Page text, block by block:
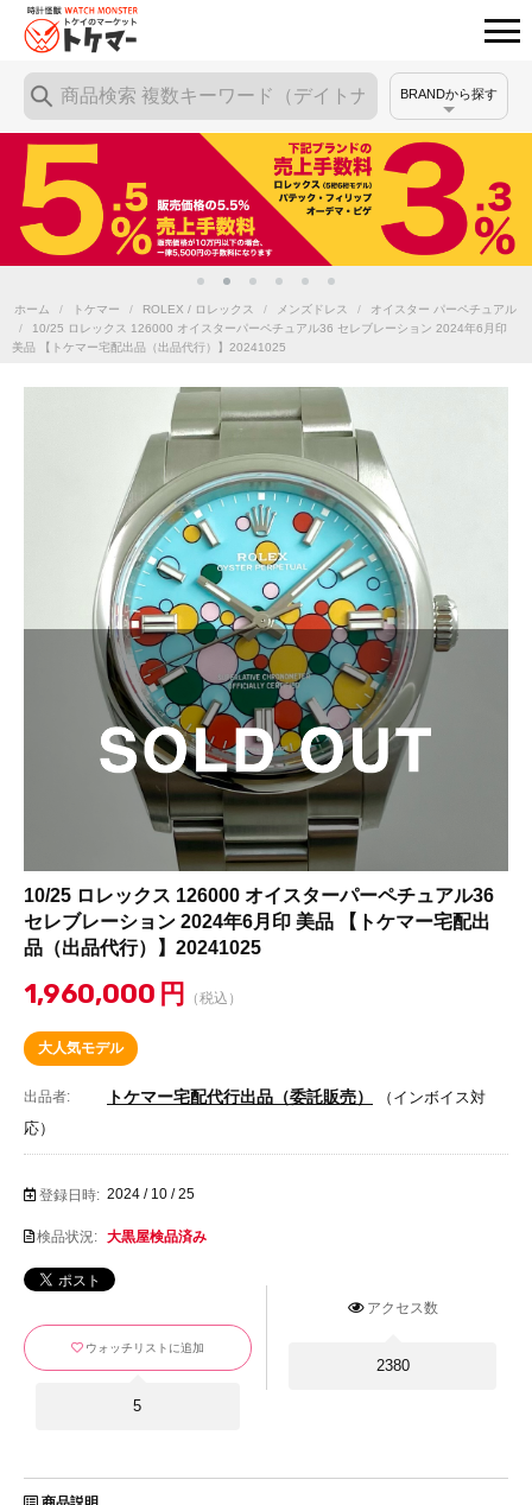
BRANDから探す
ホーム / トケマー / ROLEX / ロレックス / メンズドレス /
オイスター パーペチュアル
/
10/25 ロレックス 126000 オイスターパーペチュアル36 セレブレーション 2024年6月印
美品 【トケマー宅配出品（出品代行）】20241025
10/25 ロレックス 126000 オイスターパーペチュアル36
セレブレーション 2024年6月印 美品 【トケマー宅配出
品（出品代行）】20241025
1,960,000 円 （税込）
大人気モデル
出品者: トケマー宅配代行出品（委託販売）
（インボイス対
応）
登録日時: 2024 / 10 / 25
検品状況: 大黒屋検品済み
アクセス数
2380
ウォッチリストに追加
5